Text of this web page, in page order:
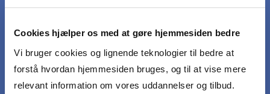
Cookies hjælper os med at gøre hjemmesiden bedre
Vi bruger cookies og lignende teknologier til bedre at
forstå hvordan hjemmesiden bruges, og til at vise mere
relevant information om vores uddannelser og tilbud.
metode til at analysere kvalitative og/eller
kvantitative data, som er indsamlet i forbindelse
med internship forløbet, for dermed at komme
frem til en konklusion på den problemstilling som